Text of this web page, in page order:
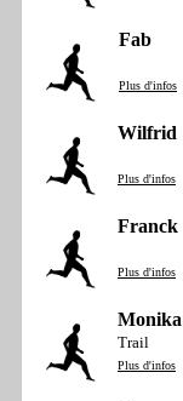
Fab
Plus d'infos
Wilfrid
Plus d'infos
Franck
Plus d'infos
Monika
Trail
Plus d'infos